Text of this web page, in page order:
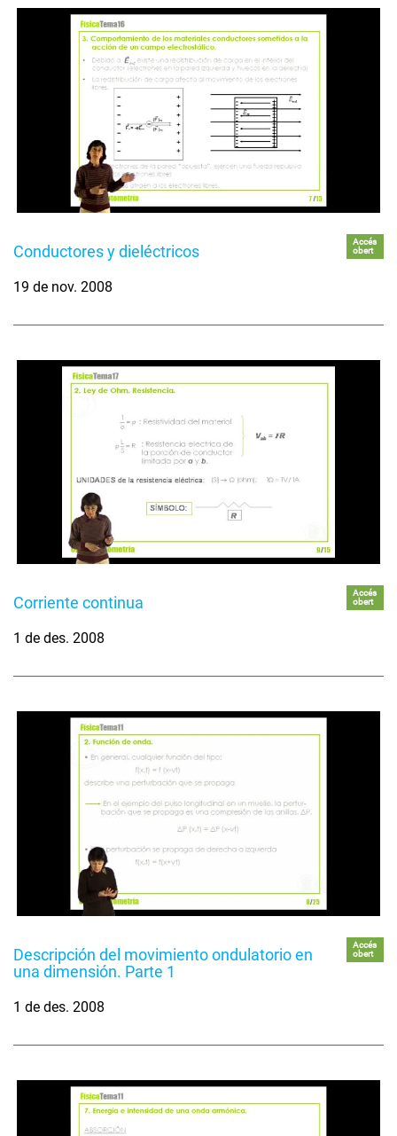
Conductores y dieléctricos
Accés
obert
19 de nov. 2008
Corriente continua
Accés
obert
1 de des. 2008
Descripción del movimiento ondulatorio en
una dimensión. Parte 1
Accés
obert
1 de des. 2008